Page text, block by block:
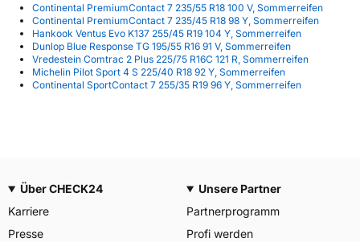
Continental PremiumContact 7 235/55 R18 100 V, Sommerreifen
Continental PremiumContact 7 235/45 R18 98 Y, Sommerreifen
Hankook Ventus Evo K137 255/45 R19 104 Y, Sommerreifen
Dunlop Blue Response TG 195/55 R16 91 V, Sommerreifen
Vredestein Comtrac 2 Plus 225/75 R16C 121 R, Sommerreifen
Michelin Pilot Sport 4 S 225/40 R18 92 Y, Sommerreifen
Continental SportContact 7 255/35 R19 96 Y, Sommerreifen
Über CHECK24
Karriere
Presse
Unsere Partner
Partnerprogramm
Profi werden